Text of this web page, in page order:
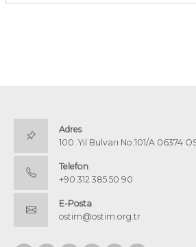
Adres
100. Yıl Bulvarı No:101/A 06374
Telefon
+90 312 385 50 90
E-Posta
ostim@ostim.org.tr